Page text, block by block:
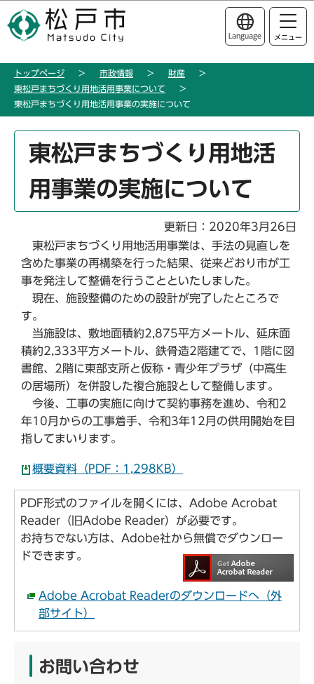
の
ー
このページの本文へ移動
Language メニュー
トップページ 市政情報
財産
東松戸まちづくり用地活用事業について
東松戸まちづくり用地活用事業の実施について
か
東松戸まちづくり用地活
用事業の実施について
更新日：2020年3月26日
東松戸まちづくり用地活用事業は、手法の見直しを
含めた事業の再構築を行った結果、従来どおり市が工
事を発注して整備を行うことといたしました。
現在、施設整備のための設計が完了したところで
す。
当施設は、敷地面積約2,875平方メートル、延床面
積約2,333平方メートル、鉄骨造2階建てで、1階に図
書館、2階に東部支所と仮称・青少年プラザ（中高生
の居場所）を併設した複合施設として整備します。
今後、工事の実施に向けて契約事務を進め、令和2
年10月からの工事着手、令和3年12月の供用開始を目
指してまいります。
概要資料（PDF：1,298KB）
PDF形式のファイルを開くには、Adobe Acrobat
Reader（旧Adobe Reader）が必要です。
お持ちでない方は、Adobe社から無償でダウンロー
ドできます。
Adobe Acrobat Readerのダウンロードへ（外
部サイト）
お問い合わせ